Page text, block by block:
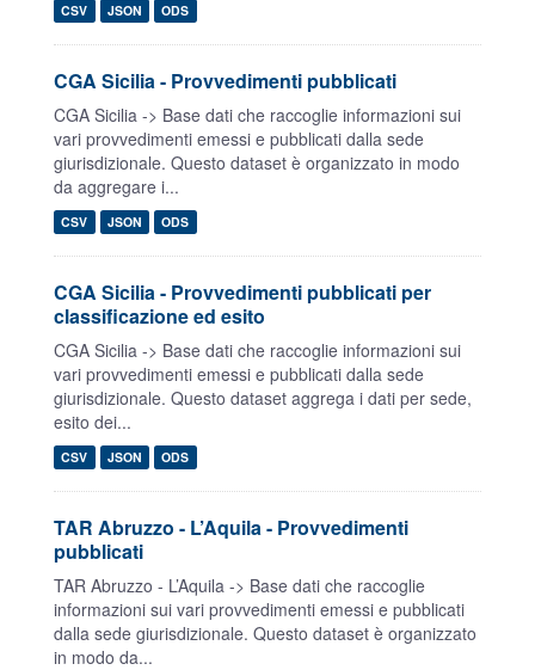
CSV JSON ODS
CGA Sicilia - Provvedimenti pubblicati
CGA Sicilia -> Base dati che raccoglie informazioni sui
vari provvedimenti emessi e pubblicati dalla sede
giurisdizionale. Questo dataset è organizzato in modo
da aggregare i...
CSV JSON ODS
CGA Sicilia - Provvedimenti pubblicati per
classificazione ed esito
CGA Sicilia -> Base dati che raccoglie informazioni sui
vari provvedimenti emessi e pubblicati dalla sede
giurisdizionale. Questo dataset aggrega i dati per sede,
esito dei...
CSV JSON ODS
TAR Abruzzo - L’Aquila - Provvedimenti
pubblicati
TAR Abruzzo - L’Aquila -> Base dati che raccoglie
informazioni sui vari provvedimenti emessi e pubblicati
dalla sede giurisdizionale. Questo dataset è organizzato
in modo da...